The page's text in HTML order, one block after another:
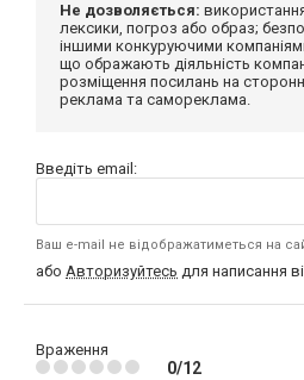
Не дозволяється:
лексики, погроз або образ;
іншими конкуруючими
що ображають діяльність
розміщення посилань на
реклама та самореклама.
Введіть email:
Ваш e-mail не відображатиметься на
або Авторизуйтесь для написання
Враження
0/12